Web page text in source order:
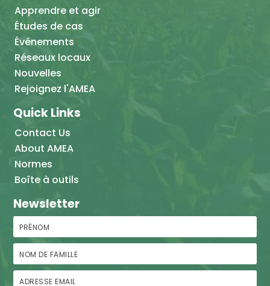
Apprendre et agir
Études de cas
Événements
Réseaux locaux
Nouvelles
Rejoignez l'AMEA
Quick Links
Contact Us
About AMEA
Normes
Boîte à outils
Newsletter
Prénom
Nom de famille
Adresse email